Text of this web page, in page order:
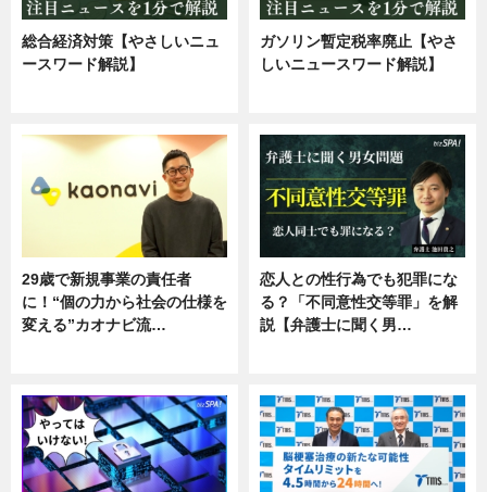
総合経済対策【やさしいニュ
ースワード解説】
ガソリン暫定税率廃止【やさ
しいニュースワード解説】
29歳で新規事業の責任者
に！“個の力から社会の仕様を
変える”カオナビ流…
恋人との性行為でも犯罪にな
る？「不同意性交等罪」を解
説【弁護士に聞く男…